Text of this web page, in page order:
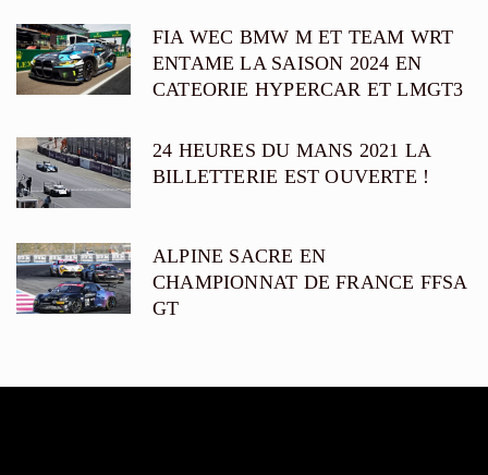
FIA WEC BMW M ET TEAM WRT
ENTAME LA SAISON 2024 EN
CATEORIE HYPERCAR ET LMGT3
24 HEURES DU MANS 2021 LA
BILLETTERIE EST OUVERTE !
ALPINE SACRE EN
CHAMPIONNAT DE FRANCE FFSA
GT